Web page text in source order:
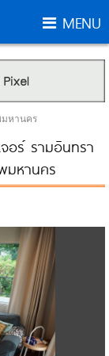
MENU
มหานคร
จอร์ รามอินทรา
มหานคร